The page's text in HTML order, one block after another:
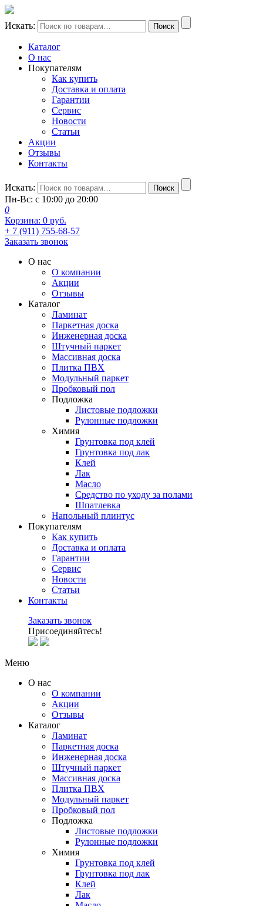
Искать: Поиск
Каталог
О нас
Покупателям
Как купить
Доставка и оплата
Гарантии
Сервис
Новости
Статьи
Акции
Отзывы
Контакты
Искать: Поиск
Пн-Вс: с 10:00 до 20:00
0
Корзина: 0 руб.
+ 7 (911) 755-68-57
Заказать звонок
О нас
О компании
Акции
Отзывы
Каталог
Ламинат
Паркетная доска
Инженерная доска
Штучный паркет
Массивная доска
Плитка ПВХ
Модульный паркет
Пробковый пол
Подложка
Листовые подложки
Рулонные подложки
Химия
Грунтовка под клей
Грунтовка под лак
Клей
Лак
Масло
Средство по уходу за полами
Шпатлевка
Напольный плинтус
Покупателям
Как купить
Доставка и оплата
Гарантии
Сервис
Новости
Статьи
Контакты
Заказать звонок
Присоединяйтесь!
Меню
О нас
О компании
Акции
Отзывы
Каталог
Ламинат
Паркетная доска
Инженерная доска
Штучный паркет
Массивная доска
Плитка ПВХ
Модульный паркет
Пробковый пол
Подложка
Листовые подложки
Рулонные подложки
Химия
Грунтовка под клей
Грунтовка под лак
Клей
Лак